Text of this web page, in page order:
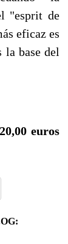
"esprit de
eficaz es
base del
euros